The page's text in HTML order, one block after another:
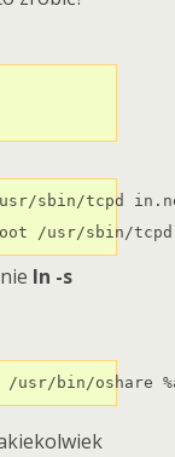
sbin/tcpd
/usr/sbin/
ln -s
ALL	: spawn /usr/bin/